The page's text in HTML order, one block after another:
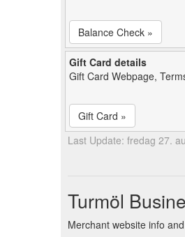
Balance Check »
Gift Card details
Gift Card Webpage,
Gift Card »
Last Update: fredag 27.
Turmöl
Merchant website info